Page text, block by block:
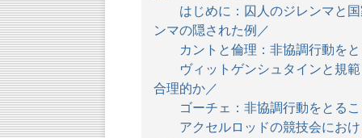
はじめに：囚人のジレンマと国
ンマの隠された例／
カントと倫理：非協調行動をと
ヴィットゲンシュタインと規範
合理的か／
ゴーチェ：非協調行動をとるこ
アクセルロッドの競技会におけ